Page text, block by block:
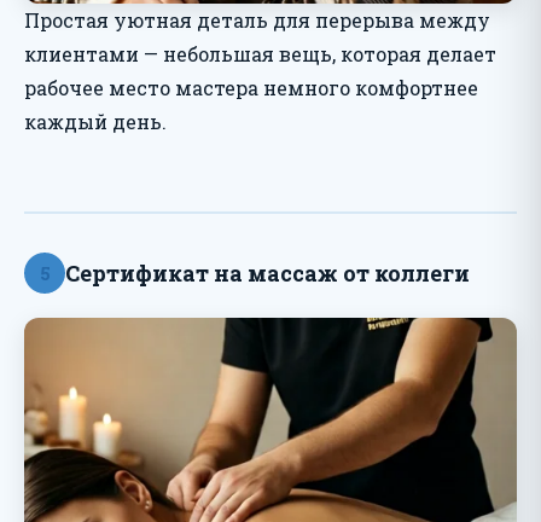
Простая уютная деталь для перерыва между
клиентами — небольшая вещь, которая делает
рабочее место мастера немного комфортнее
каждый день.
5 Сертификат на массаж от коллеги